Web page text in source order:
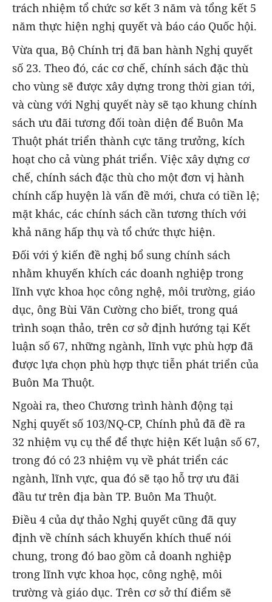
trách nhiệm tổ chức sơ kết 3 năm và tổng kết 5
năm thực hiện nghị quyết và báo cáo Quốc hội.
Vừa qua, Bộ Chính trị đã ban hành Nghị quyết
số 23. Theo đó, các cơ chế, chính sách đặc thù
cho vùng sẽ được xây dựng trong thời gian tới,
và cùng với Nghị quyết này sẽ tạo khung chính
sách ưu đãi tương đối toàn diện để Buôn Ma
Thuột phát triển thành cực tăng trưởng, kích
hoạt cho cả vùng phát triển. Việc xây dựng cơ
chế, chính sách đặc thù cho một đơn vị hành
chính cấp huyện là vấn đề mới, chưa có tiền lệ;
mặt khác, các chính sách cần tương thích với
khả năng hấp thụ và tổ chức thực hiện.
Đối với ý kiến đề nghị bổ sung chính sách
nhằm khuyến khích các doanh nghiệp trong
lĩnh vực khoa học công nghệ, môi trường, giáo
dục, ông Bùi Văn Cường cho biết, trong quá
trình soạn thảo, trên cơ sở định hướng tại Kết
luận số 67, những ngành, lĩnh vực phù hợp đã
được lựa chọn phù hợp thực tiễn phát triển của
Buôn Ma Thuột.
Ngoài ra, theo Chương trình hành động tại
Nghị quyết số 103/NQ-CP, Chính phủ đã đề ra
32 nhiệm vụ cụ thể để thực hiện Kết luận số 67,
trong đó có 23 nhiệm vụ về phát triển các
ngành, lĩnh vực, qua đó sẽ tạo hỗ trợ ưu đãi
đầu tư trên địa bàn TP. Buôn Ma Thuột.
Điều 4 của dự thảo Nghị quyết cũng đã quy
định về chính sách khuyến khích thuế nói
chung, trong đó bao gồm cả doanh nghiệp
trong lĩnh vực khoa học, công nghệ, môi
trường và giáo dục. Trên cơ sở thí điểm sẽ